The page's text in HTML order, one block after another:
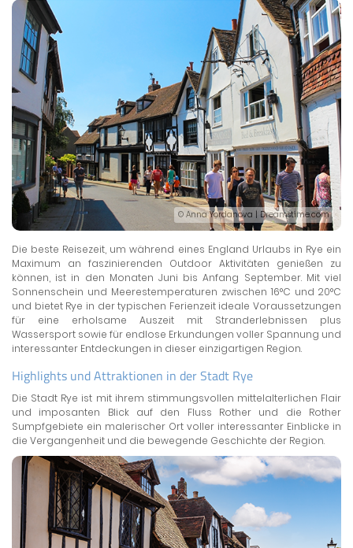
© Anna Yordanova | Dreamstime.com
Die beste Reisezeit, um während eines England Urlaubs in Rye ein
Maximum an faszinierenden Outdoor Aktivitäten genießen zu
können, ist in den Monaten Juni bis Anfang September. Mit viel
Sonnenschein und Meerestemperaturen zwischen 16°C und 20°C
und bietet Rye in der typischen Ferienzeit ideale Voraussetzungen
für eine erholsame Auszeit mit Stranderlebnissen plus
Wassersport sowie für endlose Erkundungen voller Spannung und
interessanter Entdeckungen in dieser einzigartigen Region.
Highlights und Attraktionen in der Stadt Rye
Die Stadt Rye ist mit ihrem stimmungsvollen mittelalterlichen Flair
und imposanten Blick auf den Fluss Rother und die Rother
Sumpfgebiete ein malerischer Ort voller interessanter Einblicke in
die Vergangenheit und die bewegende Geschichte der Region.